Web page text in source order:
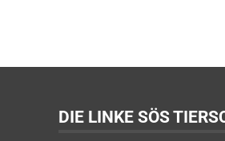
DIE LINKE SÖS